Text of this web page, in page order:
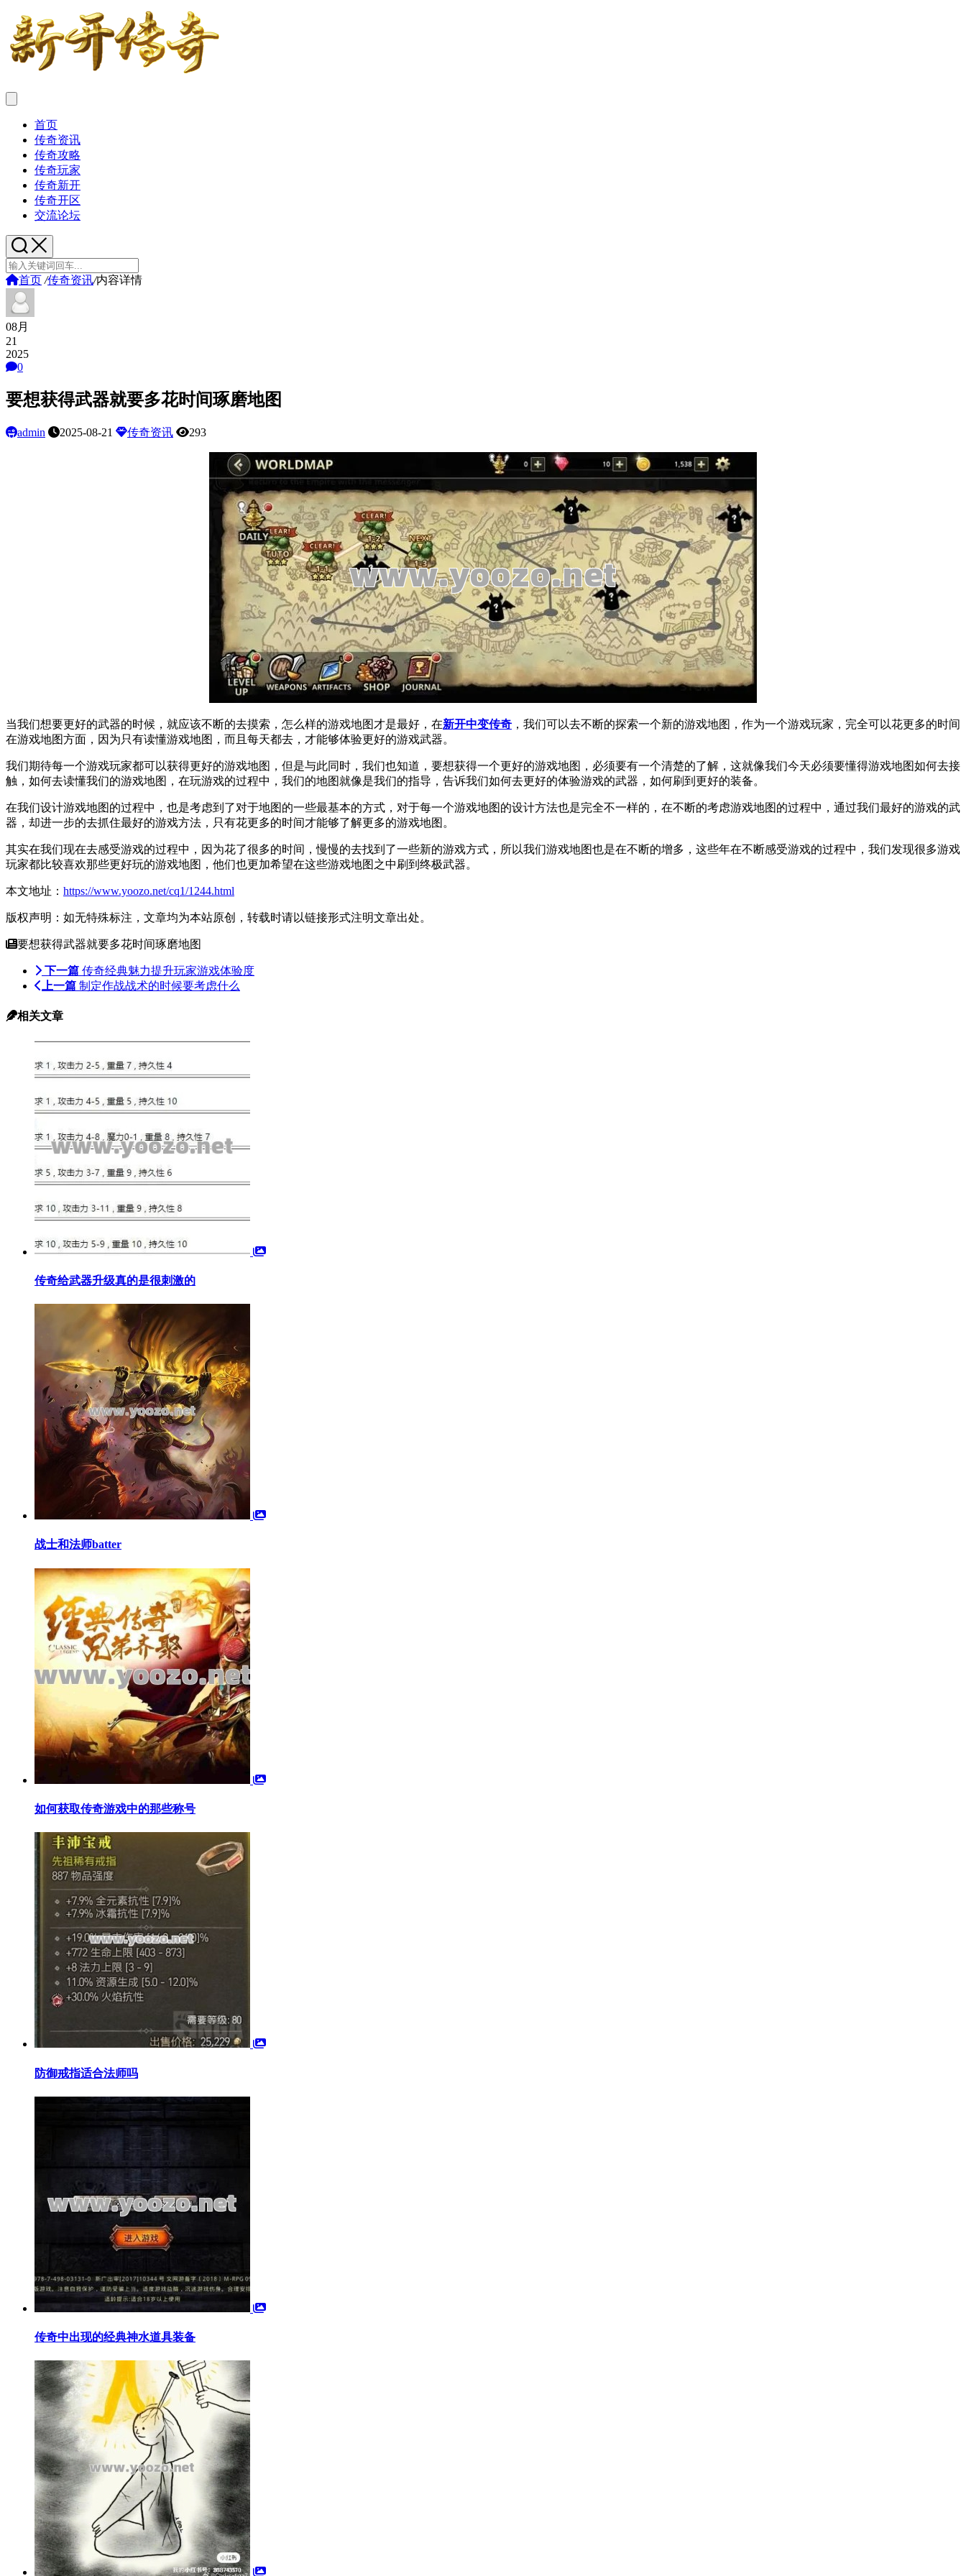
首页
传奇资讯
传奇攻略
传奇玩家
传奇新开
传奇开区
交流论坛
首页 /传奇资讯/内容详情
08月
21
2025
0
要想获得武器就要多花时间琢磨地图
admin 2025-08-21 传奇资讯 293
当我们想要更好的武器的时候，就应该不断的去摸索，怎么样的游戏地图才是最好，在新开中变传奇 ，我们可以去不断的探索一个新的游戏地图，作为一个游戏玩家，完全可以花更多的时间
在游戏地图方面，因为只有读懂游戏地图，而且每天都去，才能够体验更好的游戏武器。
我们期待每一个游戏玩家都可以获得更好的游戏地图，但是与此同时，我们也知道，要想获得一个更好的游戏地图，必须要有一个清楚的了解，这就像我们今天必须要懂得游戏地图如何去接
触，如何去读懂我们的游戏地图，在玩游戏的过程中，我们的地图就像是我们的指导，告诉我们如何去更好的体验游戏的武器，如何刷到更好的装备。
在我们设计游戏地图的过程中，也是考虑到了对于地图的一些最基本的方式，对于每一个游戏地图的设计方法也是完全不一样的，在不断的考虑游戏地图的过程中，通过我们最好的游戏的武
器，却进一步的去抓住最好的游戏方法，只有花更多的时间才能够了解更多的游戏地图。
其实在我们现在去感受游戏的过程中，因为花了很多的时间，慢慢的去找到了一些新的游戏方式，所以我们游戏地图也是在不断的增多，这些年在不断感受游戏的过程中，我们发现很多游戏
玩家都比较喜欢那些更好玩的游戏地图，他们也更加希望在这些游戏地图之中刷到终极武器。
本文地址： https://www.yoozo.net/cq1/1244.html
版权声明：如无特殊标注，文章均为本站原创，转载时请以链接形式注明文章出处。
要想获得武器就要多花时间琢磨地图
下一篇 传奇经典魅力提升玩家游戏体验度
上一篇 制定作战战术的时候要考虑什么
相关文章
传奇给武器升级真的是很刺激的
战士和法师batter
如何获取传奇游戏中的那些称号
防御戒指适合法师吗
传奇中出现的经典神水道具装备